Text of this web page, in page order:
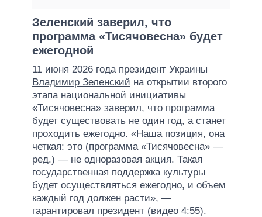
МЭРЫ
ВСЕ ПЕРСОНЫ
СРАВНЕНИЕ ПОЛИТИКОВ
Зеленский заверил, что
программа «Тисячовесна» будет
ежегодной
11 июня 2026 года президент Украины
Владимир Зеленский на открытии второго
этапа национальной инициативы
«Тисячовесна» заверил, что программа
будет существовать не один год, а станет
проходить ежегодно. «Наша позиция, она
четкая: это (программа «Тисячовесна» —
ред.) — не одноразовая акция. Такая
государственная поддержка культуры
будет осуществляться ежегодно, и объем
каждый год должен расти», —
гарантировал президент (видео 4:55).